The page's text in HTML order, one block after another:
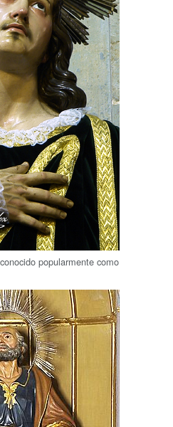
popularmente como